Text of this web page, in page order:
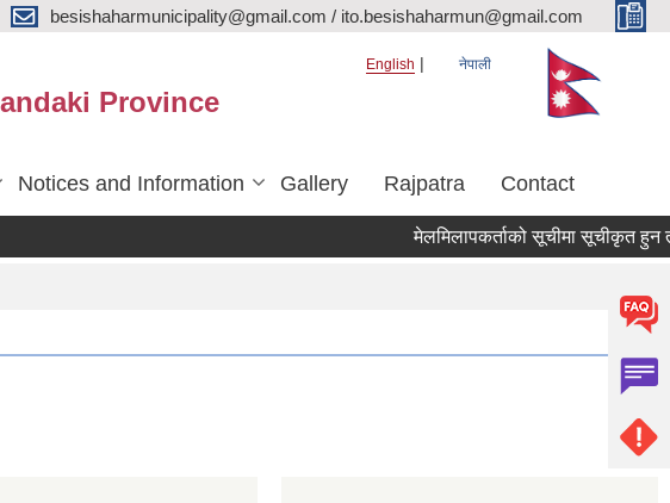
besishaharmunicipality@gmail.com / ito.besishaharmun@gmail.com
Province
English नेपाली
Notices and Information Gallery Rajpatra Contact
मेलमिलापकर्ताको सूचीमा सूचीकृत हुन तथा